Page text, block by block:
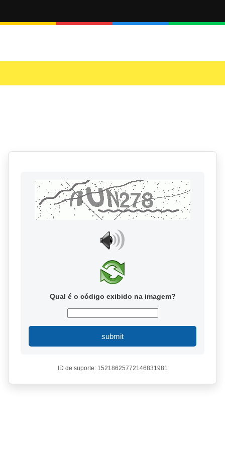
Qual é o código exibido na imagem?
submit
ID de suporte: 15218625772146831981